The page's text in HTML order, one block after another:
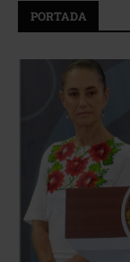
PORTADA